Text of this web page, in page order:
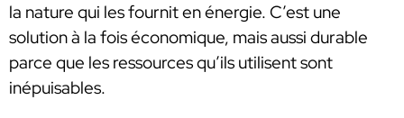
la nature qui les fournit en énergie. C’est une
solution à la fois économique, mais aussi durable
parce que les ressources qu’ils utilisent sont
inépuisables.